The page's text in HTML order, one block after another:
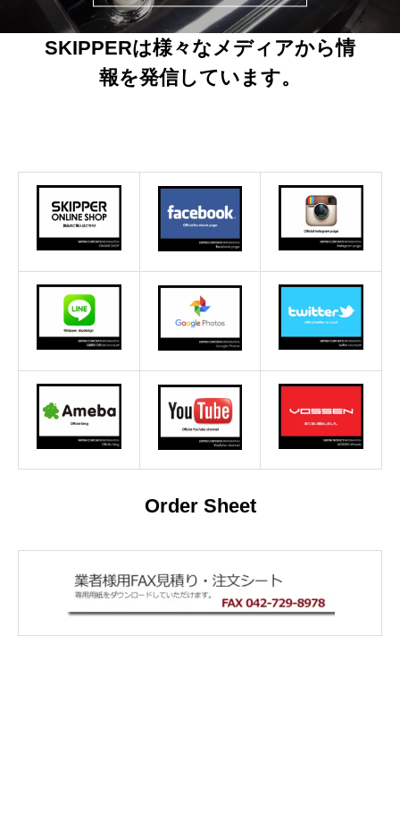
SKIPPERは様々なメディアから情
報を発信しています。
Order Sheet